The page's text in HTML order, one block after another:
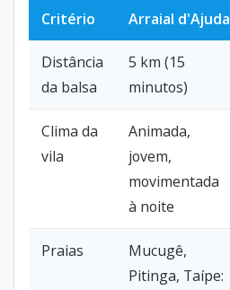
Critério Arraial d'Ajuda
Distância
da balsa
5 km (15
minutos)
Clima da
vila
Animada,
jovem,
movimentada
à noite
Praias
Mucugê,
Pitinga, Taípe: